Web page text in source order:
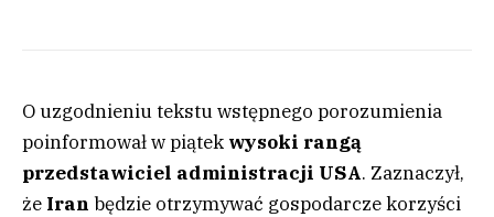
O uzgodnieniu tekstu wstępnego porozumienia
poinformował w piątek wysoki rangą
przedstawiciel administracji USA. Zaznaczył,
że Iran będzie otrzymywać gospodarcze korzyści